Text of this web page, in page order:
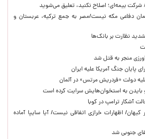
دفاعی مکه نیست/مصر به جمع ترکیه، عربستان و
نظارت بر بانک‌ها
منجر به قتل شد
پایان جنگ آمریکا علیه ایران
دولت «فردریش مرتس» در آلمان
بایدن به استخوان‌هایش سرایت کرده است
آشکار ترامپ در کوبا
اظهارات خرازی اتفاقی نیست/ آیا سایپا آماده
جنوبی شد